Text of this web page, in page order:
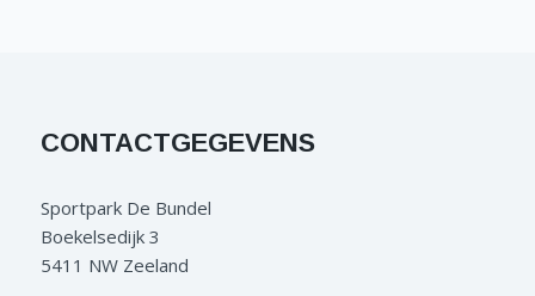
CONTACTGEGEVENS
Sportpark De Bundel
Boekelsedijk 3
5411 NW Zeeland